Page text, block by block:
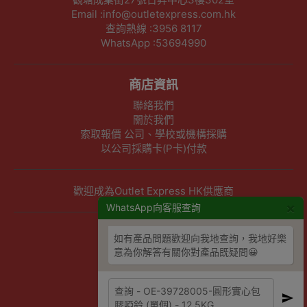
WhatsApp向客服查詢
如有產品問題歡迎向我地查詢，我地好樂
意為你解答有關你對產品既疑問😀
Email :info@outletexpress.com.hk
查詢熱線 :3956 8117
WhatsApp :53694990
商店資訊
聯絡我們
關於我們
索取報價 公司、學校或機構採購
以公司採購卡(P卡)付款
歡迎成為Outlet Express HK供應商
其他資訊
下單須知
隱私權及條款聲明
保養條款及更換政策
除舊服務條款及細則